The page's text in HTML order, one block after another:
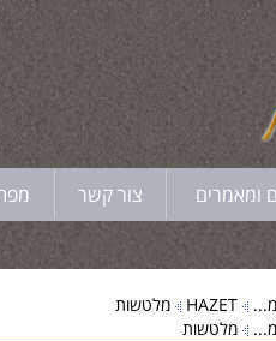
ומאמרים צור קשר
HAZET
מלטשות
מלטשות